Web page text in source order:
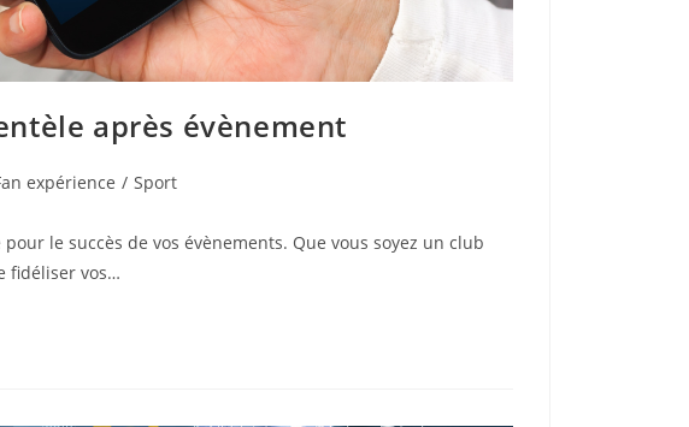
après évènement
expérience / Sport
le succès de vos évènements. Que vous soyez un club
fidéliser vos…